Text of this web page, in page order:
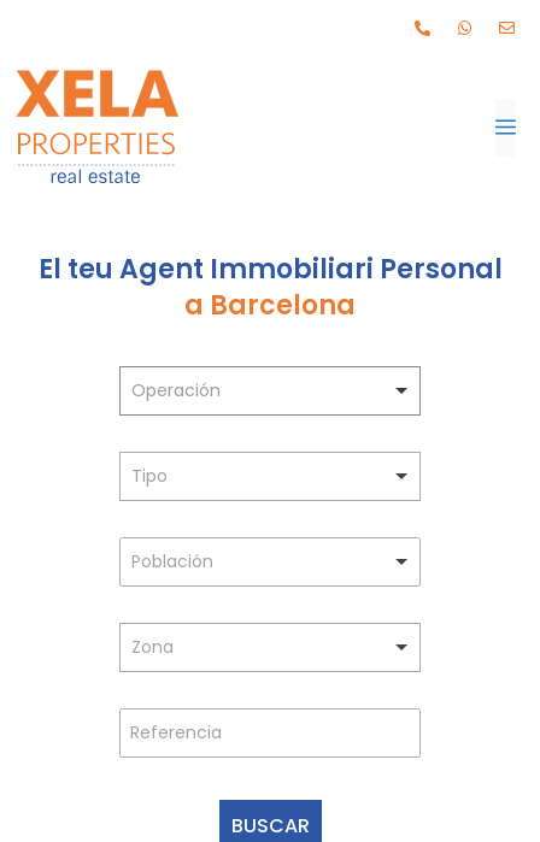
El teu Agent Immobiliari Personal
a Barcelona
Operación
Tipo
Población
Zona
BUSCAR